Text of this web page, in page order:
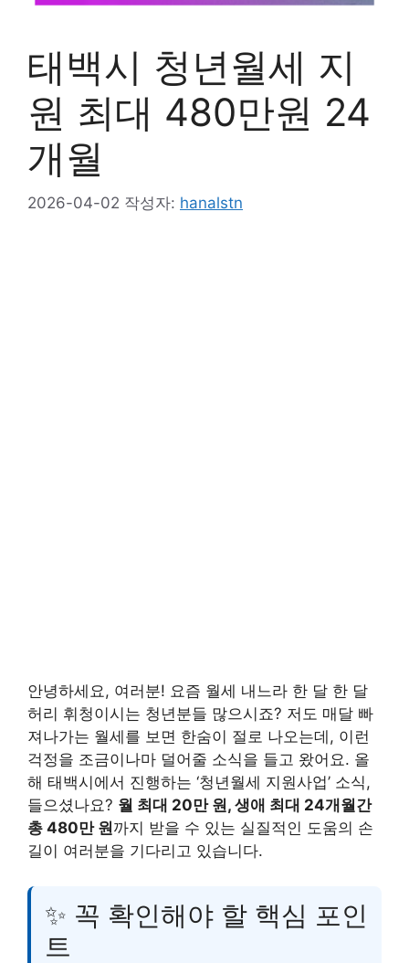
태백시 청년월세 지
원 최대 480만원 24
개월
2026-04-02 작성자: hanalstn
안녕하세요, 여러분! 요즘 월세 내느라 한 달 한 달
허리 휘청이시는 청년분들 많으시죠? 저도 매달 빠
져나가는 월세를 보면 한숨이 절로 나오는데, 이런
걱정을 조금이나마 덜어줄 소식을 들고 왔어요. 올
해 태백시에서 진행하는 ‘청년월세 지원사업’ 소식,
들으셨나요? 월 최대 20만 원, 생애 최대 24개월간
총 480만 원까지 받을 수 있는 실질적인 도움의 손
길이 여러분을 기다리고 있습니다.
✨ 꼭 확인해야 할 핵심 포인
트